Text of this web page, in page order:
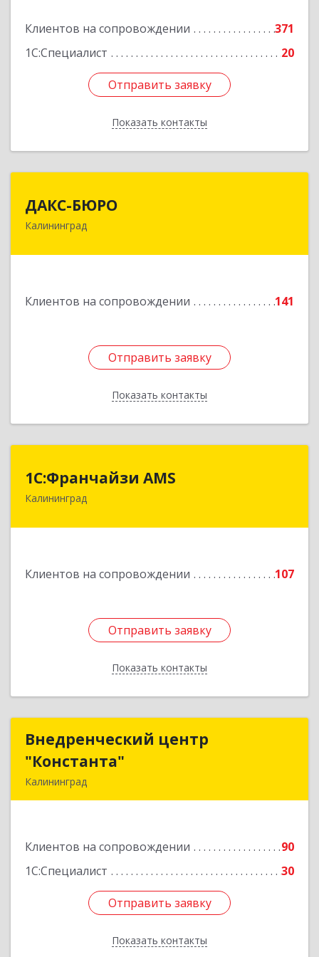
Клиентов на сопровождении
371
1С:Специалист
20
Отправить заявку
Показать контакты
Отправить заявку
Назад
ДАКС-БЮРО
Калининград
Клиентов на сопровождении 141
Отправить заявку
Показать контакты
236006, Калининградская обл, Калининград г,
Отправить заявку
Назад
1С:Франчайзи AMS
Калининград
Клиентов на сопровождении 107
Отправить заявку
Показать контакты
238325, Калининградская обл, Гурьевский р-н,
Отправить заявку
Назад
Внедренческий центр
"Константа"
Калининград
Клиентов на сопровождении
90
1С:Специалист
30
Отправить заявку
Показать контакты
Внедренческий центр
Подробнее
Отправить заявку
Назад